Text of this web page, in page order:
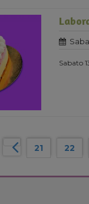
Sabato
21 22